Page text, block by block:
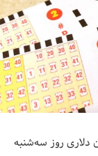
با جک‌پات بزرگ ۱۳ میلیون دلاری روز سه‌شنبه